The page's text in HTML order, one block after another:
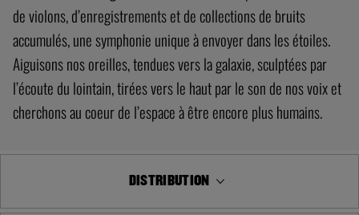
de violons, d’enregistrements et de collections de bruits
accumulés, une symphonie unique à envoyer dans les étoiles.
Aiguisons nos oreilles, tendues vers la galaxie, sculptées par
l’écoute du lointain, tirées vers le haut par le son de nos voix et
cherchons au coeur de l’espace à être encore plus humains.
DISTRIBUTION